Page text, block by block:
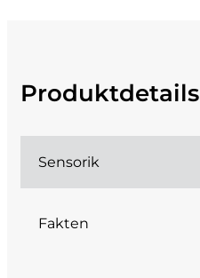
Produktdetails
Sensorik
Fakten
Enrico Serafino